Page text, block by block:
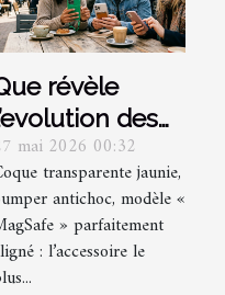
révèle
des
pour
sur nos
?
mai 2026 00:32
transparente jaunie,
antichoc, modèle «
» parfaitement
: l’accessoire le